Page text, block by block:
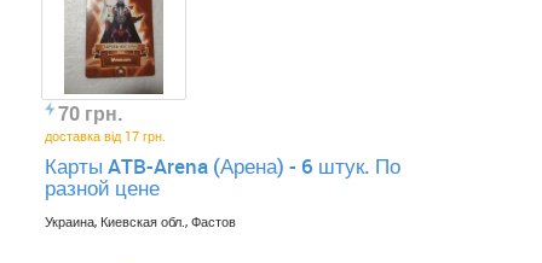
70 грн.
доставка від 17 грн.
Карты ATB-Arena (Арена) - 6 штук. По
разной цене
Украина, Киевская обл., Фастов